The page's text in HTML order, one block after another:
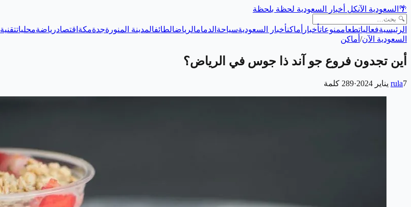
🌴 السعودية الآنكل أخبار السعودية لحظة بلحظة
الرئيسيةفعالياتطعاممنوعاتأخبار أماكنأخبار السعوديةسياحة الدمامالرياضالطائفالمدينة المنورةجدةمكة اقتصادرياضةمحلياتتقنية
السعودية الآن/ أماكن
أين تجدون فروع جو آند ذا جوس في الرياض؟
rula7 يناير 2024 ·
289 كلمة